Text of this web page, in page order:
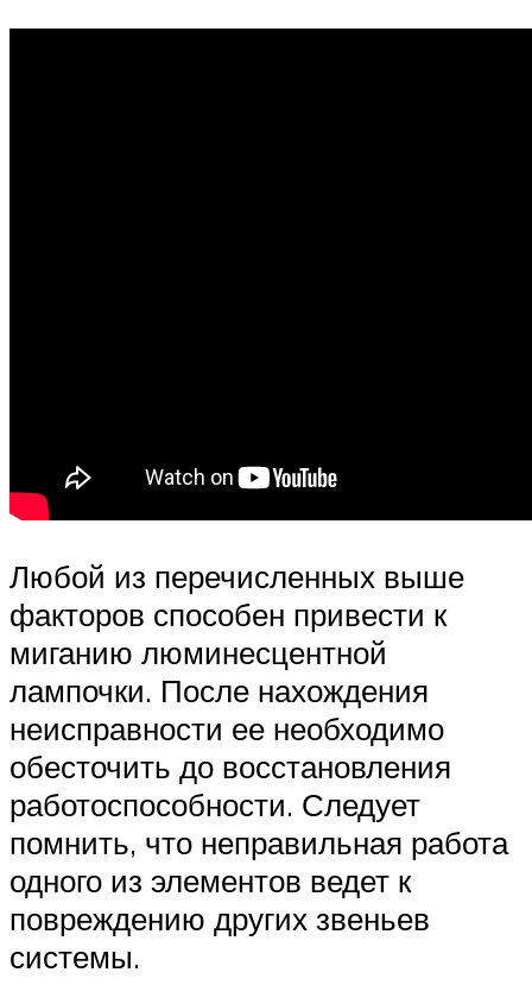
Любой из перечисленных выше
факторов способен привести к
миганию люминесцентной
лампочки. После нахождения
неисправности ее необходимо
обесточить до восстановления
работоспособности. Следует
помнить, что неправильная работа
одного из элементов ведет к
повреждению других звеньев
системы.